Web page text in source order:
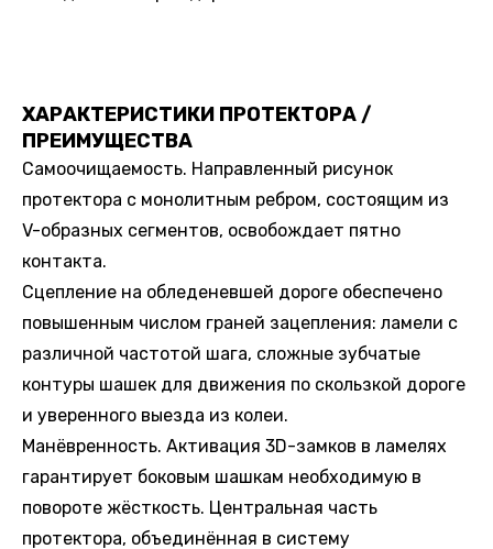
ХАРАКТЕРИСТИКИ ПРОТЕКТОРА /
ПРЕИМУЩЕСТВА
Самоочищаемость. Направленный рисунок
протектора с монолитным ребром, состоящим из
V-образных сегментов, освобождает пятно
контакта.
Сцепление на обледеневшей дороге обеспечено
повышенным числом граней зацепления: ламели с
различной частотой шага, сложные зубчатые
контуры шашек для движения по скользкой дороге
и уверенного выезда из колеи.
Манёвренность. Активация 3D-замков в ламелях
гарантирует боковым шашкам необходимую в
повороте жёсткость. Центральная часть
протектора, объединённая в систему